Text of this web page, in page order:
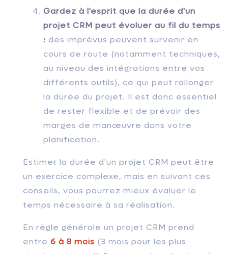
Gardez à l'esprit que la durée d'un
projet CRM peut évoluer au fil du temps
: des imprévus peuvent survenir en
cours de route (notamment techniques,
au niveau des intégrations entre vos
différents outils), ce qui peut rallonger
la durée du projet. Il est donc essentiel
de rester flexible et de prévoir des
marges de manœuvre dans votre
planification.
Estimer la durée d'un projet CRM peut être
un exercice complexe, mais en suivant ces
conseils, vous pourrez mieux évaluer le
temps nécessaire à sa réalisation.
En règle générale un projet CRM prend
entre 6 à 8 mois (3 mois pour les plus